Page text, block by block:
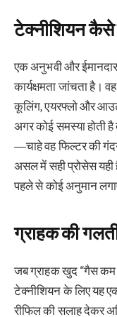
टेक्नीशियन कैसे
एक अनुभवी और
कार्यक्षमता जांचता
कूलिंग, एयरफ्लो और
अगर कोई समस्या होती
—चाहे वह फिल्टर की
असल में सही प्रोसेस
पहले से कोई अनुमान
ग्राहक की
जब ग्राहक खुद “गैस कम
टेक्नीशियन के लिए यह
रीफिल की सलाह देकर